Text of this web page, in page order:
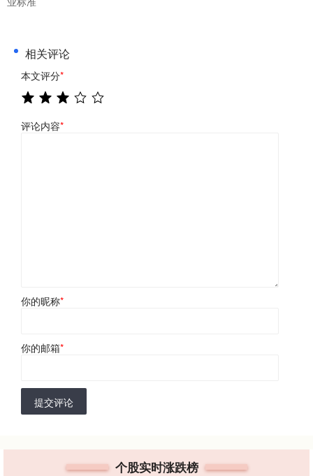
相关评论
本文评分*
评论内容*
你的昵称*
你的邮箱*
提交评论
个股实时涨跌榜